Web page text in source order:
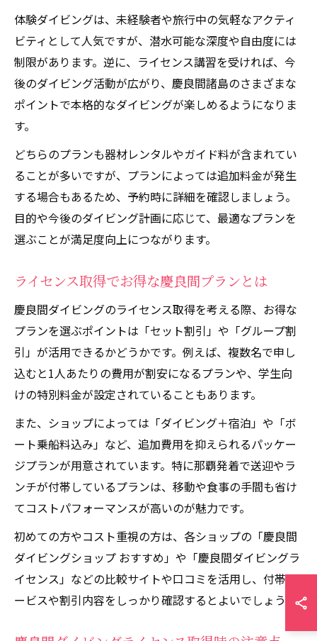
体験ダイビングは、未経験者や旅行中の気軽なアクティ
ビティとして人気ですが、潜水可能な深度や自由度には
制限があります。逆に、ライセンス講習を受ければ、今
後のダイビング活動が広がり、慶良間諸島のさまざまな
ポイントで本格的なダイビングが楽しめるようになりま
す。
どちらのプランも器材レンタルやガイド料が含まれてい
ることが多いですが、プランによっては追加料金が発生
する場合もあるため、予約時に詳細を確認しましょう。
目的や今後のダイビング計画に応じて、最適なプランを
選ぶことが満足度向上につながります。
ライセンス取得でお得な慶良間プランとは
慶良間ダイビングのライセンス取得を考える際、お得な
プランを選ぶポイントは「セット割引」や「グループ割
引」が活用できるかどうかです。例えば、複数名で申し
込むと1人あたりの費用が割安になるプランや、学生向
けの特別料金が設定されていることもあります。
また、ショップによっては「ダイビング＋宿泊」や「ボ
ート乗船料込み」など、追加費用を抑えられるパッケー
ジプランが用意されています。特に那覇発着で送迎やラ
ンチが付帯しているプランは、移動や食事の手間も省け
てコストパフォーマンスが高いのが魅力です。
初めての方やコスト重視の方は、各ショップの「慶良間
ダイビングショップ おすすめ」や「慶良間ダイビングラ
イセンス」などの比較サイトや口コミを活用し、付帯サ
ービスや割引内容をしっかり確認するとよいでしょう。